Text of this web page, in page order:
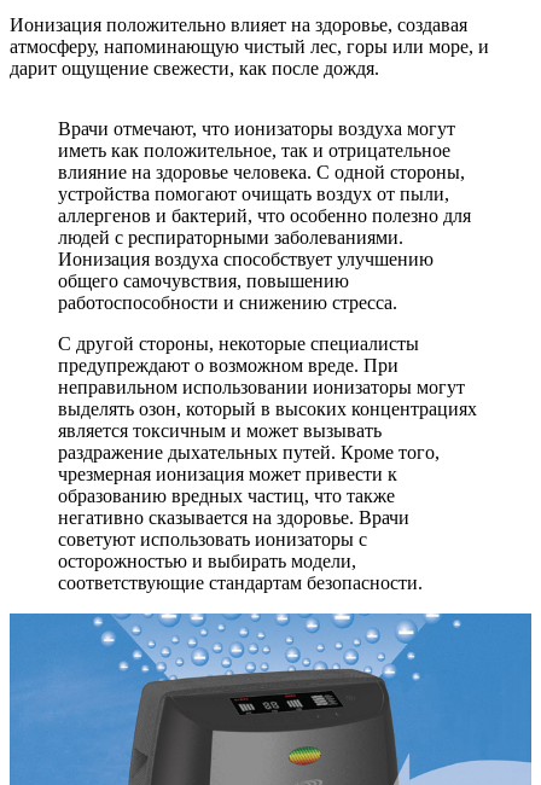
Ионизация положительно влияет на здоровье, создавая
атмосферу, напоминающую чистый лес, горы или море, и
дарит ощущение свежести, как после дождя.
Врачи отмечают, что ионизаторы воздуха могут
иметь как положительное, так и отрицательное
влияние на здоровье человека. С одной стороны,
устройства помогают очищать воздух от пыли,
аллергенов и бактерий, что особенно полезно для
людей с респираторными заболеваниями.
Ионизация воздуха способствует улучшению
общего самочувствия, повышению
работоспособности и снижению стресса.
С другой стороны, некоторые специалисты
предупреждают о возможном вреде. При
неправильном использовании ионизаторы могут
выделять озон, который в высоких концентрациях
является токсичным и может вызывать
раздражение дыхательных путей. Кроме того,
чрезмерная ионизация может привести к
образованию вредных частиц, что также
негативно сказывается на здоровье. Врачи
советуют использовать ионизаторы с
осторожностью и выбирать модели,
соответствующие стандартам безопасности.